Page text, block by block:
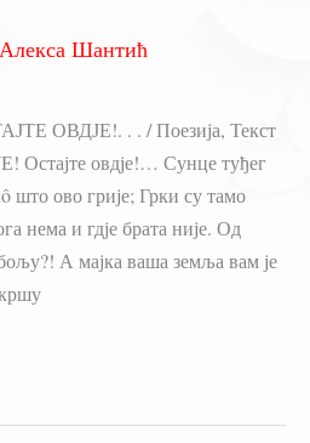
Шантић
ОВДЈЕ!. . . / Поезија, Текст
овдје!… Сунце туђег
што ово грије; Грки су тамо
нема и гдје брата није. Од
А мајка ваша земља вам је